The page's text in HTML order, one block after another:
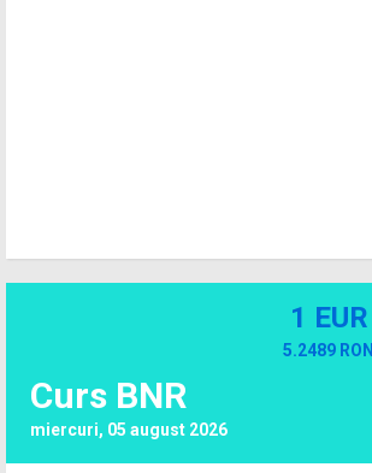
Curs BNR
miercuri, 05 august 2026
1 EUR
5.2489 RON